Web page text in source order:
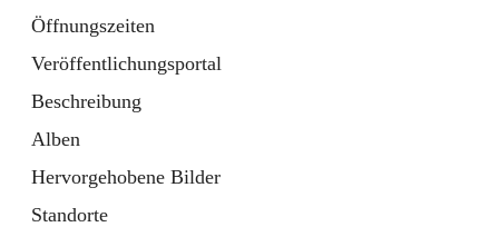
Öffnungszeiten
Veröffentlichungsportal
Beschreibung
Alben
Hervorgehobene Bilder
Standorte